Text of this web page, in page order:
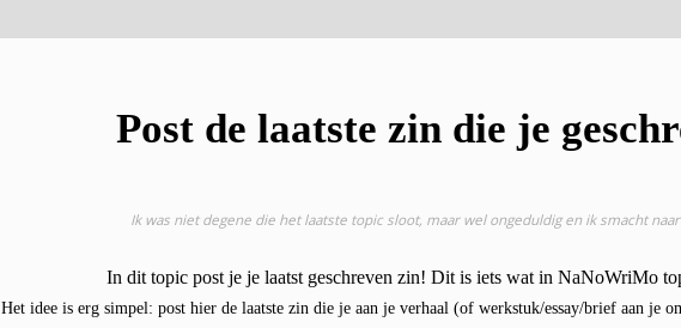
Post de laatste zin die je
Ik was niet degene die het laatste topic sloot, maar wel ongeduldig en ik smacht
In dit topic post je je laatst geschreven zin! Dit is iets wat in NaNoWriMo
Het idee is erg simpel: post hier de laatste zin die je aan je verhaal (of werkstuk/essay/brief aan je